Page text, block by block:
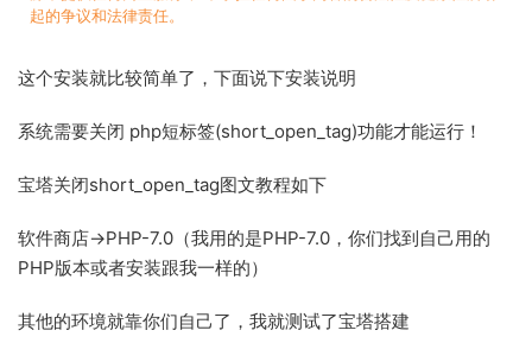
起的争议和法律责任。
这个安装就比较简单了，下面说下安装说明
系统需要关闭 php短标签(short_open_tag)功能才能运行！
宝塔关闭short_open_tag图文教程如下
软件商店->PHP-7.0（我用的是PHP-7.0，你们找到自己用的
PHP版本或者安装跟我一样的）
其他的环境就靠你们自己了，我就测试了宝塔搭建